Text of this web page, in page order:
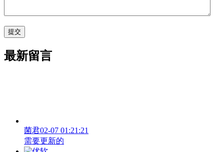
最新留言
菌君02-07 01:21:21
需要更新的